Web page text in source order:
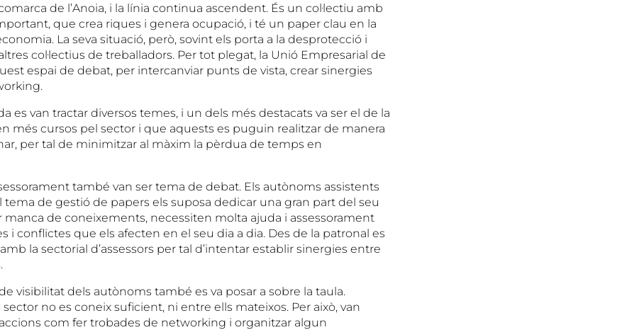
de l’Anoia, i la línia continua ascendent. És un col·lectiu amb
que crea riques i genera ocupació, i té un paper clau en la
La seva situació, però, sovint els porta a la desprotecció i
col·lectius de treballadors. Per tot plegat, la Unió Empresarial de
espai de debat, per intercanviar punts de vista, crear sinergies
es van tractar diversos temes, i un dels més destacats va ser el de la
més cursos pel sector i que aquests es puguin realitzar de manera
per tal de minimitzar al màxim la pèrdua de temps en
també van ser tema de debat. Els autònoms assistents
tema de gestió de papers els suposa dedicar una gran part del seu
manca de coneixements, necessiten molta ajuda i assessorament
i conflictes que els afecten en el seu dia a dia. Des de la patronal es
la sectorial d’assessors per tal d’intentar establir sinergies entre
visibilitat dels autònoms també es va posar a sobre la taula.
no es coneix suficient, ni entre ells mateixos. Per això, van
com fer trobades de networking i organitzar algun